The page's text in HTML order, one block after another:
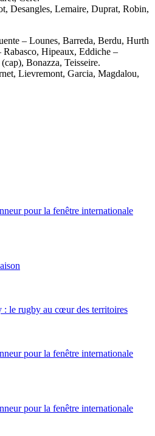
Desangles, Lemaire, Duprat, Robin,
– Lounes, Barreda, Berdu, Hurth
Hipeaux, Eddiche –
Bonazza, Teisseire.
Lievremont, Garcia, Magdalou,
pour la fenêtre internationale
: le rugby au cœur des territoires
pour la fenêtre internationale
pour la fenêtre internationale